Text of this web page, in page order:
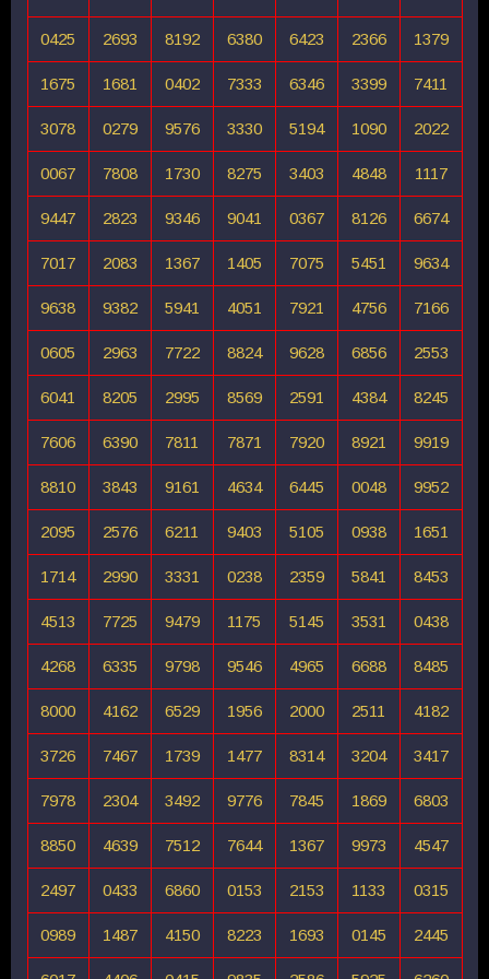
0425 2693 8192 6380 6423 2366 1379
1675 1681 0402 7333 6346 3399 7411
3078 0279 9576 3330 5194 1090 2022
0067 7808 1730 8275 3403 4848 1117
9447 2823 9346 9041 0367 8126 6674
7017 2083 1367 1405 7075 5451 9634
9638 9382 5941 4051 7921 4756 7166
0605 2963 7722 8824 9628 6856 2553
6041 8205 2995 8569 2591 4384 8245
7606 6390 7811 7871 7920 8921 9919
8810 3843 9161 4634 6445 0048 9952
2095 2576 6211 9403 5105 0938 1651
1714 2990 3331 0238 2359 5841 8453
4513 7725 9479 1175 5145 3531 0438
4268 6335 9798 9546 4965 6688 8485
8000 4162 6529 1956 2000 2511 4182
3726 7467 1739 1477 8314 3204 3417
7978 2304 3492 9776 7845 1869 6803
8850 4639 7512 7644 1367 9973 4547
2497 0433 6860 0153 2153 1133 0315
0989 1487 4150 8223 1693 0145 2445